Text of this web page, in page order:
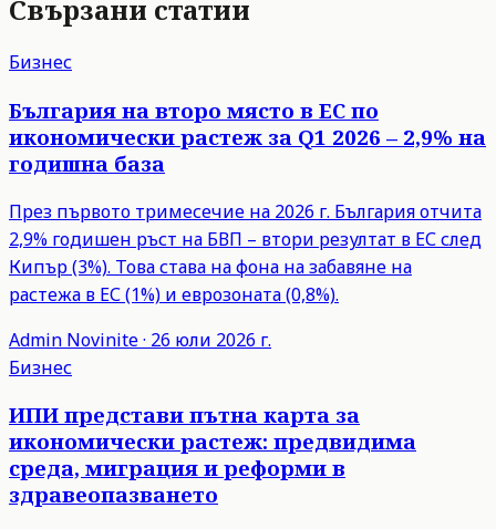
Свързани статии
Бизнес
България на второ място в ЕС по
икономически растеж за Q1 2026 – 2,9% на
годишна база
През първото тримесечие на 2026 г. България отчита
2,9% годишен ръст на БВП – втори резултат в ЕС след
Кипър (3%). Това става на фона на забавяне на
растежа в ЕС (1%) и еврозоната (0,8%).
Admin Novinite· 26 юли 2026 г.
Бизнес
ИПИ представи пътна карта за
икономически растеж: предвидима
среда, миграция и реформи в
здравеопазването